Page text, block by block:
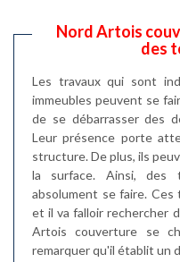
Nord Artois
des
Les travaux qui sont
immeubles peuvent se
de se débarrasser des
Leur présence porte
structure. De plus, ils
la surface. Ainsi, des
absolument se faire.
et il va falloir rechercher
Artois couverture se
remarquer qu'il établit un